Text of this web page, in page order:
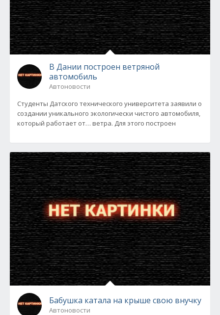
В Дании построен ветряной
автомобиль
Автоновости
Студенты Датского технического университета заявили о
создании уникального экологически чистого автомобиля,
который работает от… ветра. Для этого построен
Бабушка катала на крыше свою внучку
Автоновости